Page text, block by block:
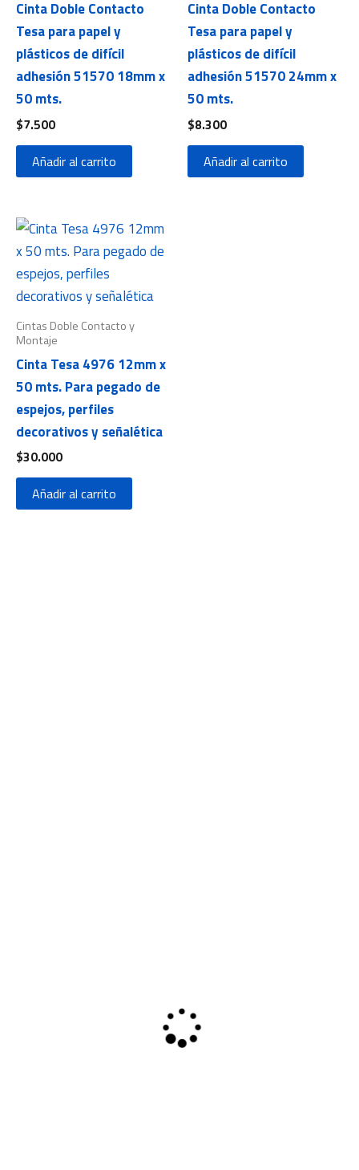
Cinta Doble Contacto
Tesa para papel y
plásticos de difícil
adhesión 51570 18mm x
50 mts.
$7.500
Añadir al carrito
Cinta Doble Contacto
Tesa para papel y
plásticos de difícil
adhesión 51570 24mm x
50 mts.
$8.300
Añadir al carrito
Cintas Doble Contacto y
Montaje
Cinta Tesa 4976 12mm x
50 mts. Para pegado de
espejos, perfiles
decorativos y señalética
$30.000
Añadir al carrito